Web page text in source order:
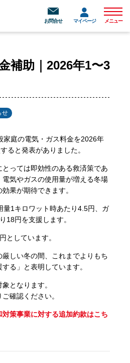
マイページ
お問合せ
メニュ
メニュー
補助｜2026年1〜3
せ
家庭の電気・ガス料金を2026年
ると発表がありました。
っては即効性のある救済策であ
電気やガスの使用量が増える冬場
果が期待できます。
量1キロワット時あたり4.5円、ガ
18円を支援します。
としています。
しい冬の間、これまでよりもち
る」と表明しています。
となります。
確認ください。
策事業に対する追加約款はこち